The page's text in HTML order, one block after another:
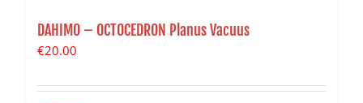
DAHIMO – OCTOCEDRON Planus Vacuus
€20.00